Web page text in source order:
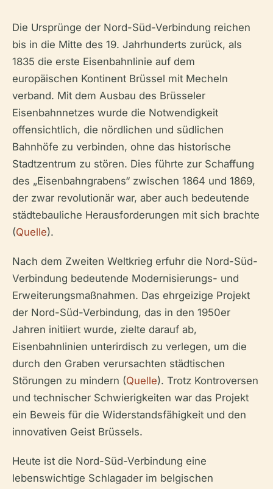
Die Ursprünge der Nord-Süd-Verbindung reichen
bis in die Mitte des 19. Jahrhunderts zurück, als
1835 die erste Eisenbahnlinie auf dem
europäischen Kontinent Brüssel mit Mecheln
verband. Mit dem Ausbau des Brüsseler
Eisenbahnnetzes wurde die Notwendigkeit
offensichtlich, die nördlichen und südlichen
Bahnhöfe zu verbinden, ohne das historische
Stadtzentrum zu stören. Dies führte zur Schaffung
des „Eisenbahngrabens“ zwischen 1864 und 1869,
der zwar revolutionär war, aber auch bedeutende
städtebauliche Herausforderungen mit sich brachte
(Quelle).
Nach dem Zweiten Weltkrieg erfuhr die Nord-Süd-
Verbindung bedeutende Modernisierungs- und
Erweiterungsmaßnahmen. Das ehrgeizige Projekt
der Nord-Süd-Verbindung, das in den 1950er
Jahren initiiert wurde, zielte darauf ab,
Eisenbahnlinien unterirdisch zu verlegen, um die
durch den Graben verursachten städtischen
Störungen zu mindern (Quelle). Trotz Kontroversen
und technischer Schwierigkeiten war das Projekt
ein Beweis für die Widerstandsfähigkeit und den
innovativen Geist Brüssels.
Heute ist die Nord-Süd-Verbindung eine
lebenswichtige Schlagader im belgischen